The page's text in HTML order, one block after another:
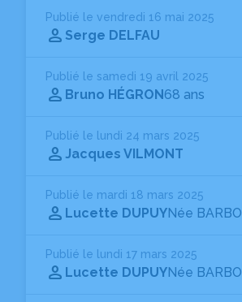
Publié le vendredi 16 mai 2025
Serge DELFAU
Publié le samedi 19 avril 2025
Bruno HÉGRON68 ans
Publié le lundi 24 mars 2025
Jacques VILMONT
Publié le mardi 18 mars 2025
Lucette DUPUYNée
Publié le lundi 17 mars 2025
Lucette DUPUYNée